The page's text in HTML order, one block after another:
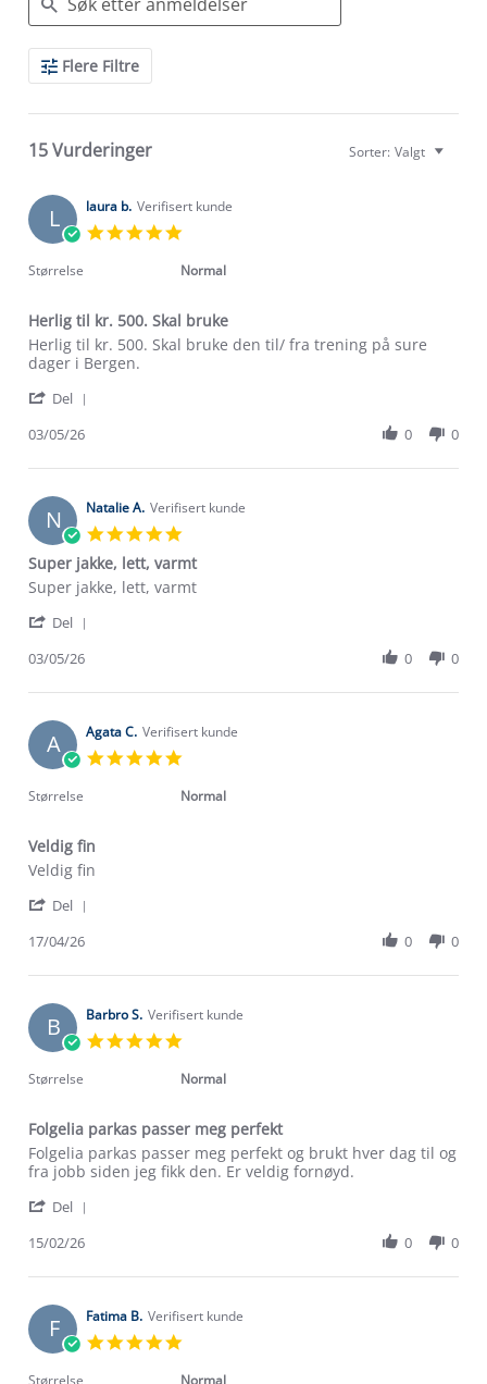
Search
ReviewsFlere Filtre
15 Vurderinger Sorter: Valgt
L laura b. Verifisert kunde
rating
Størrelse Normal
Herlig til kr. 500. Skal bruke
Review
by
b.
3
2026
review
stating
til
500.
bruke
Herlig til kr. 500. Skal bruke den til/ fra trening på sure
dager i Bergen.
Del
laura
on
3
May
2026
03/05/26 0 0
N Natalie A. Verifisert kunde
rating
Super jakke, lett, varmt
Review
Natalie
on
May
review
Super
lett,
Super jakke, lett, varmt
Del
Natalie
on
3
May
03/05/26 0 0
A Agata C. Verifisert kunde
rating
Størrelse Normal
Veldig fin
Review
Agata
on
Apr
review
Veldig
Veldig fin
Del
Agata
on
17
Apr
17/04/26 0 0
B Barbro S. Verifisert kunde
rating
Størrelse Normal
Folgelia parkas passer meg perfekt
Review
by
S.
15
2026
review
stating
parkas
meg
Folgelia parkas passer meg perfekt og brukt hver dag til og
fra jobb siden jeg fikk den. Er veldig fornøyd.
Del
Barbro
on
15
Feb
15/02/26 0 0
F Fatima B. Verifisert kunde
rating
Størrelse Normal